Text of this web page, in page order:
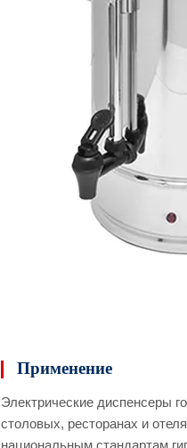
Применение
Электрические диспенсеры
столовых, ресторанах и
национальным стандартам